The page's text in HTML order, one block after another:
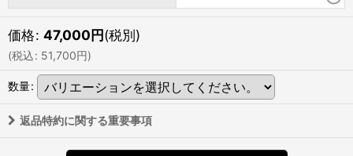
価格: 47,000円(税別)
(税込: 51,700円)
数量:
返品特約に関する重要事項